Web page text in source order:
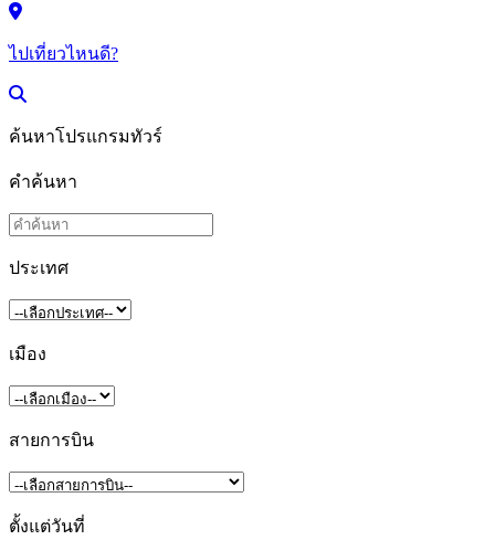
ไปเที่ยวไหนดี?
ค้นหาโปรแกรมทัวร์
คำค้นหา
ประเทศ
เมือง
สายการบิน
ตั้งแต่วันที่